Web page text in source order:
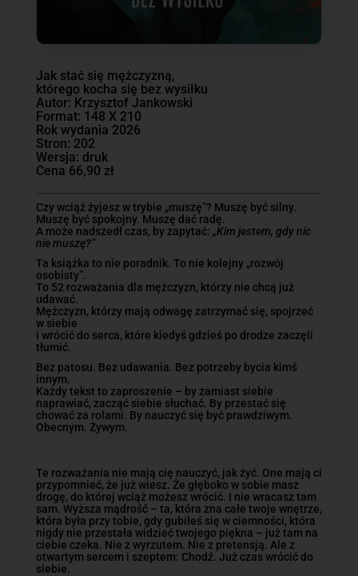
Jak stać się mężczyzną,
którego kocha się bez wysiłku
Autor: Krzysztof Jankowski
Format: 148 X 210
Rok wydania 2026
Stron: 202
Wersja: druk
Cena 66,90 zł
Czy wciąż żyjesz w trybie „muszę”? Muszę być silny.
Muszę być spokojny. Muszę dać radę.
A może nadszedł czas, by zapytać: „Kim jestem, gdy nic
nie muszę?”
Ta książka to nie poradnik. To nie kolejny „rozwój
osobisty”.
To 52 rozważania dla mężczyzn, którzy nie chcą już
udawać.
Mężczyzn, którzy mają odwagę zatrzymać się, spojrzeć
w siebie
i wrócić do serca, które kiedyś gdzieś po drodze zaczęli
tłumić.
Bez patosu. Bez udawania. Bez potrzeby bycia kimś
innym.
Każdy tekst to zaproszenie – by zamiast siebie
naprawiać, zacząć siebie słuchać. By przestać się
chować za rolami. By nauczyć się być prawdziwym.
Obecnym. Żywym.
Te rozważania nie mają cię nauczyć, jak żyć. One mają ci
przypomnieć, że już wiesz. Że głęboko w sobie masz
drogę, do której wciąż możesz wrócić. I nie wracasz tam
sam. Wyższa mądrość – ta, która zna całe twoje wnętrze,
która była przy tobie, gdy gubiłeś się w ciemności, która
nigdy nie przestała widzieć twojego piękna – już tam na
ciebie czeka. Nie z wyrzutem. Nie z pretensją. Ale z
otwartym sercem i szeptem: Chodź. Już czas wrócić do
siebie.